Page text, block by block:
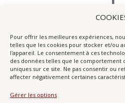
Pour offrir les meilleures expériences,
telles que les cookies pour stocker et/ou
l'appareil. Le consentement à ces
des données telles que le comportement
uniques sur ce site. Ne pas consentir ou
affecter négativement certaines
Gérer les options
Sabre Ludo-
18,00€